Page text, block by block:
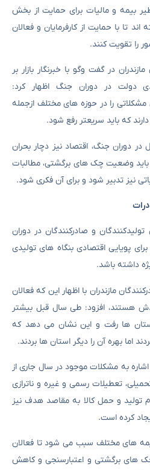
بیمه و مالیات برای حمایت از بخش
تا با حمایت از کارفرمایان و فعالان
را تقویت کنند.
در گفت وگو با خبرنگار بازار بر
دولت در دوران جنگ اظهار کرد:
مشکلاتی را در حوزه های مختلف ازجمله
که باید سریعتر رفع شود.
دوران جنگ، اقتصاد نیز دچار بحران
وضعیت چک های برگشتی، مطالبات
نیز تدبیر شود و برای آن فکری شود.
و صادرکنندگان در دوران
پویایی اقتصادی بنگاه های تولیدی
داشته باشد.
مازندران با اظهار این که فعالان
هستند، افزود: طی سال قبل بیشتر
استان ها رفت و این نشان می دهد که
اما بهره آن را دیگر استان ها بردند.
اشاره به مشکلات موجود در سال جاری از
جنگ تحمیلی، تعطیلات رسمی و غیره و ناترازی
تولید و حمل کالا به مقاصد هدف نیز
کرده است.
های مختلف سبب می شود تا فعالان
های برگشتی و اعتبارسنجی و کاهش